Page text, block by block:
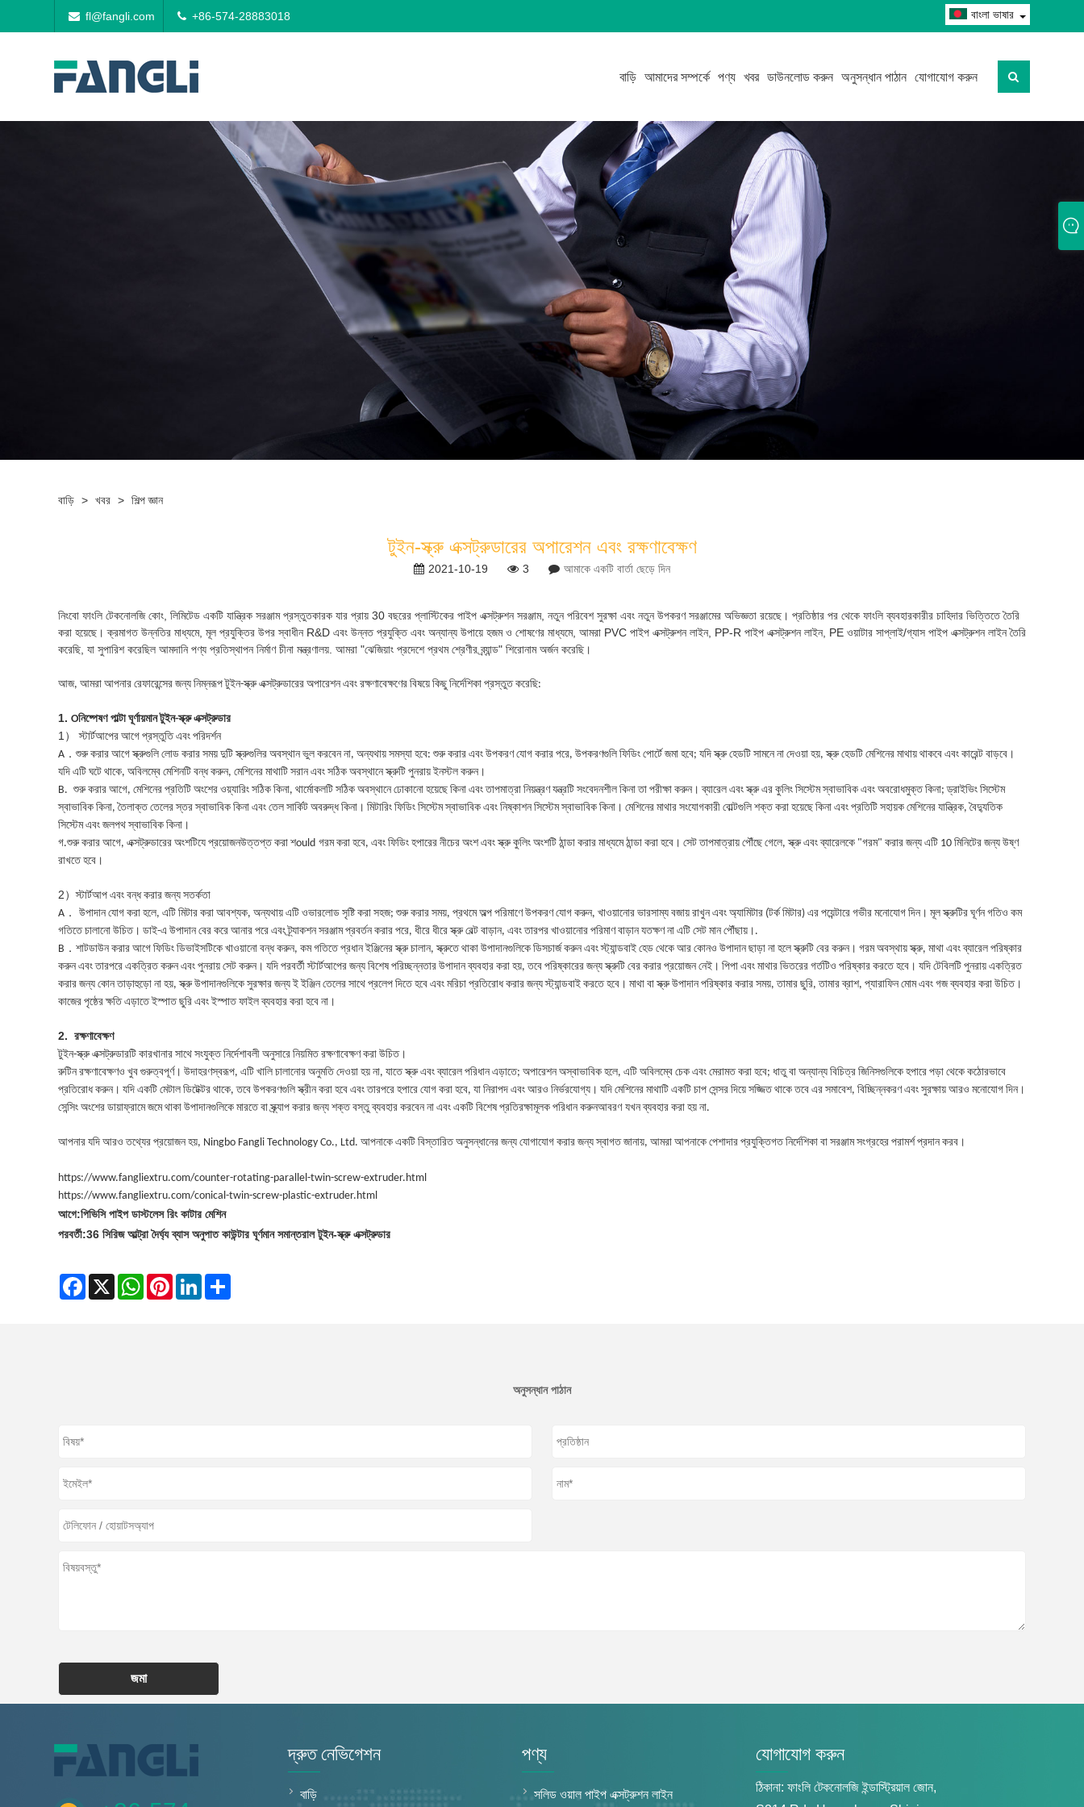
fl@fangli.com +86-574-28883018 বাংলা ভাষার
বাড়ি আমাদের সম্পর্কে পণ্য খবর ডাউনলোড করুন অনুসন্ধান পাঠান যোগাযোগ করুন
বাড়ি > খবর > শিল্প জ্ঞান
টুইন-স্ক্রু এক্সট্রুডারের অপারেশন এবং রক্ষণাবেক্ষণ
2021-10-19 3 আমাকে একটি বার্তা ছেড়ে দিন
নিংবো ফাংলি টেকনোলজি কোং, লিমিটেড একটি যান্ত্রিক সরঞ্জাম প্রস্তুতকারক যার প্রায় 30 বছরের প্লাস্টিকের পাইপ এক্সট্রুশন সরঞ্জাম, নতুন পরিবেশ সুরক্ষা এবং নতুন উপকরণ সরঞ্জামের অভিজ্ঞতা রয়েছে। প্রতিষ্ঠার পর থেকে ফাংলি ব্যবহারকারীর চাহিদার ভিত্তিতে তৈরি
করা হয়েছে। ক্রমাগত উন্নতির মাধ্যমে, মূল প্রযুক্তির উপর স্বাধীন R&D এবং উন্নত প্রযুক্তি এবং অন্যান্য উপায়ে হজম ও শোষণের মাধ্যমে, আমরা PVC পাইপ এক্সট্রুশন লাইন, PP-R পাইপ এক্সট্রুশন লাইন, PE ওয়াটার সাপ্লাই/গ্যাস পাইপ এক্সট্রুশন লাইন তৈরি
করেছি, যা সুপারিশ করেছিল আমদানি পণ্য প্রতিস্থাপন নির্মাণ চীনা মন্ত্রণালয়. আমরা "ঝেজিয়াং প্রদেশে প্রথম শ্রেণীর ব্র্যান্ড" শিরোনাম অর্জন করেছি।
আজ, আমরা আপনার রেফারেন্সের জন্য নিম্নরূপ টুইন-স্ক্রু এক্সট্রুডারের অপারেশন এবং রক্ষণাবেক্ষণের বিষয়ে কিছু নির্দেশিকা প্রস্তুত করেছি:
1. Oনিষ্পেষণ পাল্টা ঘূর্ণায়মান টুইন-স্ক্রু এক্সট্রুডার
1 ）
স্টার্টআপের আগে প্রস্তুতি এবং পরিদর্শন
A ． শুরু করার আগে স্ক্রুগুলি লোড করার সময় দুটি স্ক্রুগুলির অবস্থান ভুল করবেন না, অন্যথায় সমস্যা হবে: শুরু করার এবং উপকরণ যোগ করার পরে, উপকরণগুলি ফিডিং পোর্টে জমা হবে; যদি স্ক্রু হেডটি সামনে না দেওয়া হয়, স্ক্রু হেডটি মেশিনের মাথায় থাকবে এবং কারেন্ট বাড়বে।
যদি এটি ঘটে থাকে, অবিলম্বে মেশিনটি বন্ধ করুন, মেশিনের মাথাটি সরান এবং সঠিক অবস্থানে স্ক্রুটি পুনরায় ইনস্টল করুন।
B. শুরু করার আগে, মেশিনের প্রতিটি অংশের ওয়্যারিং সঠিক কিনা, থার্মোকলটি সঠিক অবস্থানে ঢোকানো হয়েছে কিনা এবং তাপমাত্রা নিয়ন্ত্রণ যন্ত্রটি সংবেদনশীল কিনা তা পরীক্ষা করুন। ব্যারেল এবং স্ক্রু এর কুলিং সিস্টেম স্বাভাবিক এবং অবরোধমুক্ত কিনা; ড্রাইভিং সিস্টেম
স্বাভাবিক কিনা, তৈলাক্ত তেলের স্তর স্বাভাবিক কিনা এবং তেল সার্কিট অবরুদ্ধ কিনা। মিটারিং ফিডিং সিস্টেম স্বাভাবিক এবং নিষ্কাশন সিস্টেম স্বাভাবিক কিনা। মেশিনের মাথার সংযোগকারী বোল্টগুলি শক্ত করা হয়েছে কিনা এবং প্রতিটি সহায়ক মেশিনের যান্ত্রিক, বৈদ্যুতিক
সিস্টেম এবং জলপথ স্বাভাবিক কিনা।
গ.শুরু করার আগে, এক্সট্রুডারের অংশটিযে প্রয়োজনউত্তপ্ত করা শould গরম করা হবে, এবং ফিডিং হপারের নীচের অংশ এবং স্ক্রু কুলিং অংশটি ঠান্ডা করার মাধ্যমে ঠান্ডা করা হবে। সেট তাপমাত্রায় পৌঁছে গেলে, স্ক্রু এবং ব্যারেলকে "গরম" করার জন্য এটি 10 ​​মিনিটের জন্য উষ্ণ
রাখতে হবে।
2 ）স্টার্টআপ এবং বন্ধ করার জন্য সতর্কতা
A ． উপাদান যোগ করা হলে, এটি মিটার করা আবশ্যক, অন্যথায় এটি ওভারলোড সৃষ্টি করা সহজ; শুরু করার সময়, প্রথমে অল্প পরিমাণে উপকরণ যোগ করুন, খাওয়ানোর ভারসাম্য বজায় রাখুন এবং অ্যামিটার (টর্ক মিটার) এর পয়েন্টারে গভীর মনোযোগ দিন। মূল স্ক্রুটির ঘূর্ণন গতিও কম
গতিতে চালানো উচিত। ডাই-এ উপাদান বের করে আনার পরে এবং ট্র্যাকশন সরঞ্জাম প্রবর্তন করার পরে, ধীরে ধীরে স্ক্রু বেল্ট বাড়ান, এবং তারপর খাওয়ানোর পরিমাণ বাড়ান যতক্ষণ না এটি সেট মান পৌঁছায়। .
B ． শাটডাউন করার আগে ফিডিং ডিভাইসটিকে খাওয়ানো বন্ধ করুন, কম গতিতে প্রধান ইঞ্জিনের স্ক্রু চালান, স্ক্রুতে থাকা উপাদানগুলিকে ডিসচার্জ করুন এবং স্ট্যান্ডবাই হেড থেকে আর কোনও উপাদান ছাড়া না হলে স্ক্রুটি বের করুন। গরম অবস্থায় স্ক্রু, মাথা এবং ব্যারেল পরিষ্কার
করুন এবং তারপরে একত্রিত করুন এবং পুনরায় সেট করুন। যদি পরবর্তী স্টার্টআপের জন্য বিশেষ পরিচ্ছন্নতার উপাদান ব্যবহার করা হয়, তবে পরিষ্কারের জন্য স্ক্রুটি বের করার প্রয়োজন নেই। পিপা এবং মাথার ভিতরের গর্তটিও পরিষ্কার করতে হবে। যদি টেবিলটি পুনরায় একত্রিত
করার জন্য কোন তাড়াহুড়ো না হয়, স্ক্রু উপাদানগুলিকে সুরক্ষার জন্য ই ইঞ্জিন তেলের সাথে প্রলেপ দিতে হবে এবং মরিচা প্রতিরোধ করার জন্য স্ট্যান্ডবাই করতে হবে। মাথা বা স্ক্রু উপাদান পরিষ্কার করার সময়, তামার ছুরি, তামার ব্রাশ, প্যারাফিন মোম এবং গজ ব্যবহার করা উচিত।
কাজের পৃষ্ঠের ক্ষতি এড়াতে ইস্পাত ছুরি এবং ইস্পাত ফাইল ব্যবহার করা হবে না।
2. রক্ষণাবেক্ষণ
টুইন-স্ক্রু এক্সট্রুডারটি কারখানার সাথে সংযুক্ত নির্দেশাবলী অনুসারে নিয়মিত রক্ষণাবেক্ষণ করা উচিত।
রুটিন রক্ষণাবেক্ষণও খুব গুরুত্বপূর্ণ। উদাহরণস্বরূপ, এটি খালি চালানোর অনুমতি দেওয়া হয় না, যাতে স্ক্রু এবং ব্যারেল পরিধান এড়াতে; অপারেশন অস্বাভাবিক হলে, এটি অবিলম্বে চেক এবং মেরামত করা হবে; ধাতু বা অন্যান্য বিচিত্র জিনিসগুলিকে হপারে পড়া থেকে কঠোরভাবে
প্রতিরোধ করুন। যদি একটি মেটাল ডিটেক্টর থাকে, তবে উপকরণগুলি স্ক্রীন করা হবে এবং তারপরে হপারে যোগ করা হবে, যা নিরাপদ এবং আরও নির্ভরযোগ্য। যদি মেশিনের মাথাটি একটি চাপ সেন্সর দিয়ে সজ্জিত থাকে তবে এর সমাবেশ, বিচ্ছিন্নকরণ এবং সুরক্ষায় আরও মনোযোগ দিন।
সেন্সিং অংশের ডায়াফ্রামে জমে থাকা উপাদানগুলিকে মারতে বা স্ক্র্যাপ করার জন্য শক্ত বস্তু ব্যবহার করবেন না এবং একটি বিশেষ প্রতিরক্ষামূলক পরিধান করুনআবরণ যখন ব্যবহার করা হয় না.
আপনার যদি আরও তথ্যের প্রয়োজন হয়, Ningbo Fangli Technology Co., Ltd. আপনাকে একটি বিস্তারিত অনুসন্ধানের জন্য যোগাযোগ করার জন্য স্বাগত জানায়, আমরা আপনাকে পেশাদার প্রযুক্তিগত নির্দেশিকা বা সরঞ্জাম সংগ্রহের পরামর্শ প্রদান করব।
https://www.fangliextru.com/counter-rotating-parallel-twin-screw-extruder.html
https://www.fangliextru.com/conical-twin-screw-plastic-extruder.html
আগে:পিভিসি পাইপ ডাস্টলেস রিং কাটার মেশিন
পরবর্তী:36 সিরিজ আল্ট্রা দৈর্ঘ্য ব্যাস অনুপাত কাউন্টার ঘূর্ণমান সমান্তরাল টুইন-স্ক্রু এক্সট্রুডার
Facebook
X WhatsAppPinterestLinkedIn
অনুসন্ধান পাঠান
জমা
দ্রুত নেভিগেশন
বাড়ি
পণ্য
সলিড ওয়াল পাইপ এক্সট্রুশন লাইন
যোগাযোগ করুন
ঠিকানা: ফাংলি টেকনোলজি ইন্ডাস্ট্রিয়াল জোন,